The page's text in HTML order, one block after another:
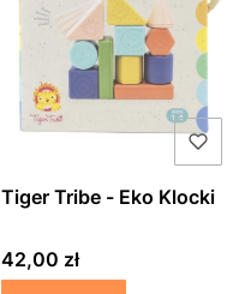
Tiger Tribe - Eko Klocki
Cena
42,00 zł